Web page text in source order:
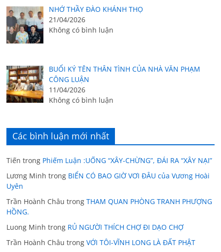
NHỚ THẦY ĐÀO KHÁNH THỌ
21/04/2026
Không có bình luận
BUỔI KÝ TÊN THÂN TÌNH CỦA NHÀ VĂN PHẠM
CÔNG LUẬN
11/04/2026
Không có bình luận
Các bình luận mới nhất
Tiến trong Phiếm Luận :UỐNG “XÂY-CHỪNG”, ĐÁI RA “XÂY NẠI”
Lương Minh trong BIỂN CÓ BAO GIỜ VƠI ĐÂU của Vương Hoài
Uyên
Trần Hoành Châu trongTHAM QUAN PHÒNG TRANH PHƯỢNG
HỒNG.
Luong Minh trong RỦ NGƯỜI THÍCH CHỢ ĐI DẠO CHỢ
Trần Hoành Châu trongVỚI TÔI-VĨNH LONG LÀ ĐẤT PHẬT